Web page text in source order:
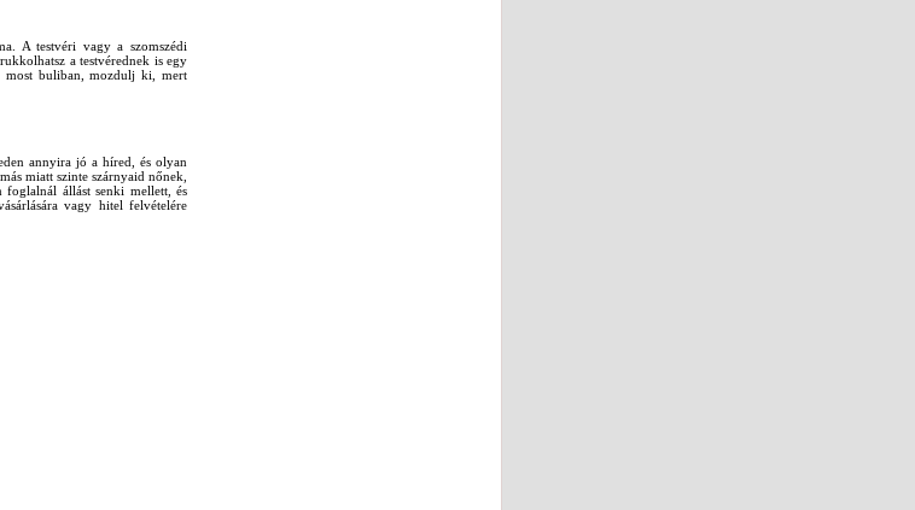
A testvéri vagy a szomszédi
a testvérednek is egy
most buliban, mozdulj ki, mert
annyira jó a híred, és olyan
miatt szinte szárnyaid nőnek,
állást senki mellett, és
vagy hitel felvételére